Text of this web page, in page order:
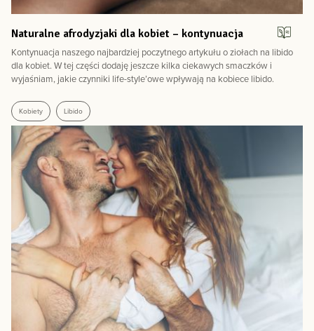
Naturalne afrodyzjaki dla kobiet – kontynuacja
Kontynuacja naszego najbardziej poczytnego artykułu o ziołach na libido
dla kobiet. W tej części dodaję jeszcze kilka ciekawych smaczków i
wyjaśniam, jakie czynniki life-style’owe wpływają na kobiece libido.
Kobiety Libido